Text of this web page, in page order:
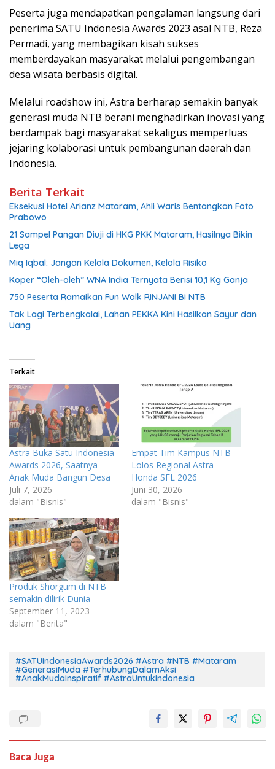
Peserta juga mendapatkan pengalaman langsung dari
penerima SATU Indonesia Awards 2023 asal NTB, Reza
Permadi, yang membagikan kisah sukses
memberdayakan masyarakat melalui pengembangan
desa wisata berbasis digital.
Melalui roadshow ini, Astra berharap semakin banyak
generasi muda NTB berani menghadirkan inovasi yang
berdampak bagi masyarakat sekaligus memperluas
jejaring kolaborasi untuk pembangunan daerah dan
Indonesia.
Berita Terkait
Eksekusi Hotel Arianz Mataram, Ahli Waris Bentangkan Foto
Prabowo
21 Sampel Pangan Diuji di HKG PKK Mataram, Hasilnya Bikin
Lega
Miq Iqbal: Jangan Kelola Dokumen, Kelola Risiko
Koper “Oleh-oleh” WNA India Ternyata Berisi 10,1 Kg Ganja
750 Peserta Ramaikan Fun Walk RINJANI BI NTB
Tak Lagi Terbengkalai, Lahan PEKKA Kini Hasilkan Sayur dan
Uang
Terkait
Astra Buka Satu Indonesia
Awards 2026, Saatnya
Anak Muda Bangun Desa
Juli 7, 2026
dalam "Bisnis"
Empat Tim Kampus NTB
Lolos Regional Astra
Honda SFL 2026
Juni 30, 2026
dalam "Bisnis"
Produk Shorgum di NTB
semakin dilirik Dunia
September 11, 2023
dalam "Berita"
#SATUIndonesiaAwards2026 #Astra #NTB #Mataram
#GenerasiMuda #TerhubungDalamAksi
#AnakMudaInspiratif #AstraUntukIndonesia
Baca Juga